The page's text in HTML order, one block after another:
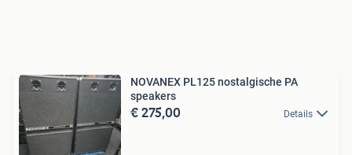
NOVANEX PL125 nostalgische PA
speakers
€ 275,00 Details